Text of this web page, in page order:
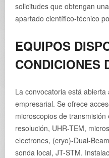
solicitudes que obtengan
apartado científico-técnico
EQUIPOS
CONDICIONES
La convocatoria está
empresarial. Se ofrece
microscopios de
resolución, UHR-TEM,
electrones, (cryo)-Dual-
sonda local, JT-STM.